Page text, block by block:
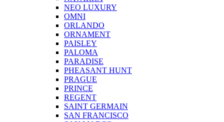
NEO LUXURY
OMNI
ORLANDO
ORNAMENT
PAISLEY
PALOMA
PARADISE
PHEASANT HUNT
PRAGUE
PRINCE
REGENT
SAINT GERMAIN
SAN FRANCISCO